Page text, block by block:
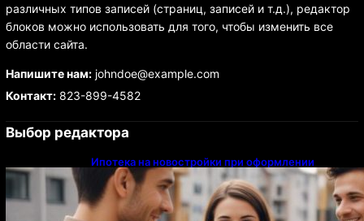
различных типов записей (страниц, записей и т.д.), редактор
блоков можно использовать для того, чтобы изменить все
области сайта.
Напишите нам:johndoe@example.com
Контакт:823-899-4582
Выбор редактора
Ипотека на новостройки при оформлении
напрямую у застройщика